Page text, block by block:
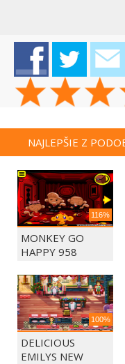
NAJLEPŠIE Z
116%
MONKEY GO
HAPPY 958
100%
DELICIOUS
EMILYS NEW